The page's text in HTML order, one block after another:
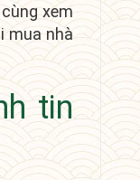
xem
mua nhà
tin